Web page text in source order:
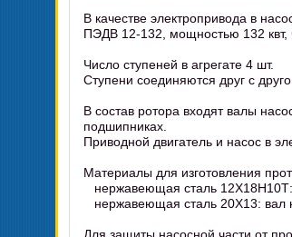
В качестве электропривода в
ПЭДВ 12-132, мощностью 132 квт,
Число ступеней в агрегате 4 шт.
Ступени соединяются друг с
В состав ротора входят валы
подшипниках.
Приводной двигатель и насос в
Материалы для изготовления
нержавеющая сталь 12Х18Н10Т:
нержавеющая сталь 20Х13: вал